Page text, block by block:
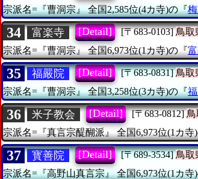
宗派名=『曹洞宗』 全国2,585位(4カ寺)の『
34 富楽寺 [Detail] [〒683-0103] 鳥取
宗派名=『曹洞宗』
全国6,973位(1カ寺)の『
35 福嚴院 [Detail] [〒683-0831] 鳥取
宗派名=『曹洞宗』 全国3,258位(3カ寺)の『
36 米子教会 [Detail] [〒683-0812]
宗派名=『真言宗醍醐派』
全国6,973位(1カ寺
37 寳善院 [Detail] [〒689-3534] 鳥取
宗派名=『高野山真言宗』 全国6,973位(1カ寺